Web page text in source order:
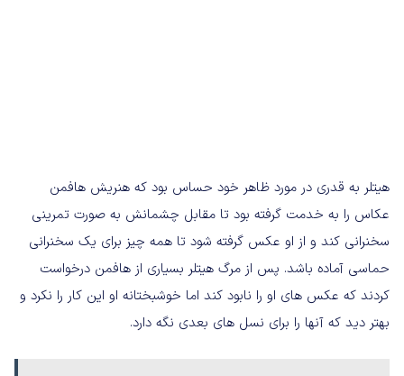
هیتلر به قدری در مورد ظاهر خود حساس بود که هنریش هافمن
عکاس را به خدمت گرفته بود تا مقابل چشمانش به صورت تمرینی
سخنرانی کند و از او عکس گرفته شود تا همه چیز برای یک سخنرانی
حماسی آماده باشد. پس از مرگ هیتلر بسیاری از هافمن درخواست
کردند که عکس های او را نابود کند اما خوشبختانه او این کار را نکرد و
بهتر دید که آنها را برای نسل های بعدی نگه دارد.